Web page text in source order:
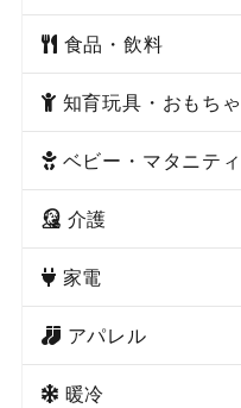
食品・飲料
知育玩具・おもちゃ
ベビー・マタニティ
介護
家電
アパレル
暖冷